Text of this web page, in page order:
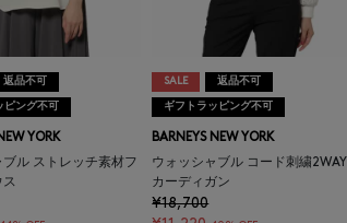
返品不可
ピング不可
YORK
ブル ストレッチ素材フ
ス
SALE 返品不可
ギフトラッピング不可
BARNEYS NEW YORK
ウォッシャブル コード刺繍2WAY
カーディガン
¥18,700